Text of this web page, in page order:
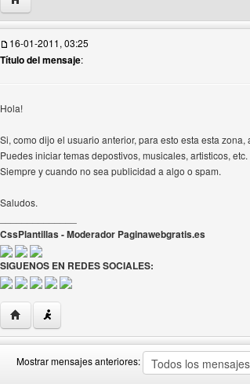
usuario
16-01-2011, 03:25
Título del mensaje:
Hola!
Si, como dijo el usuario anterior, para esto esta esta
Puedes iniciar temas depostivos, musicales, artisticos, etc.
Siempre y cuando no sea publicidad a algo o spam.
Saludos.
CssPlantillas - Moderador Paginawebgratis.es
SIGUENOS EN REDES SOCIALES:
Visitar sitio web del autor: cssplantillas
Mostrar mensajes anteriores: